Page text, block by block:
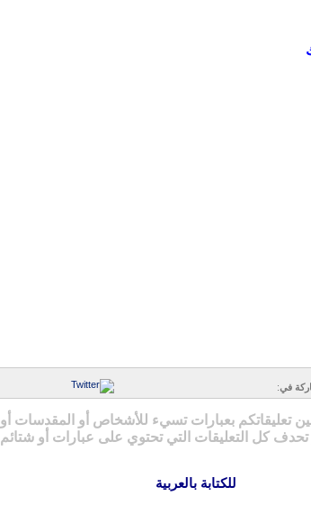
في:
تعليقاتكم بعبارات تسيء للأشخاص أو المقدسات أو
تحدف كل التعليقات التي تحتوي على عبارات أو شتائم
للكتابة بالعربية